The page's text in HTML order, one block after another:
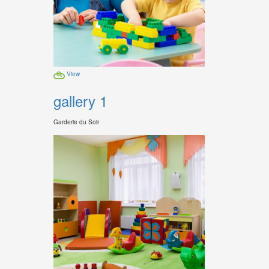
View
gallery 1
Garderie du Soir